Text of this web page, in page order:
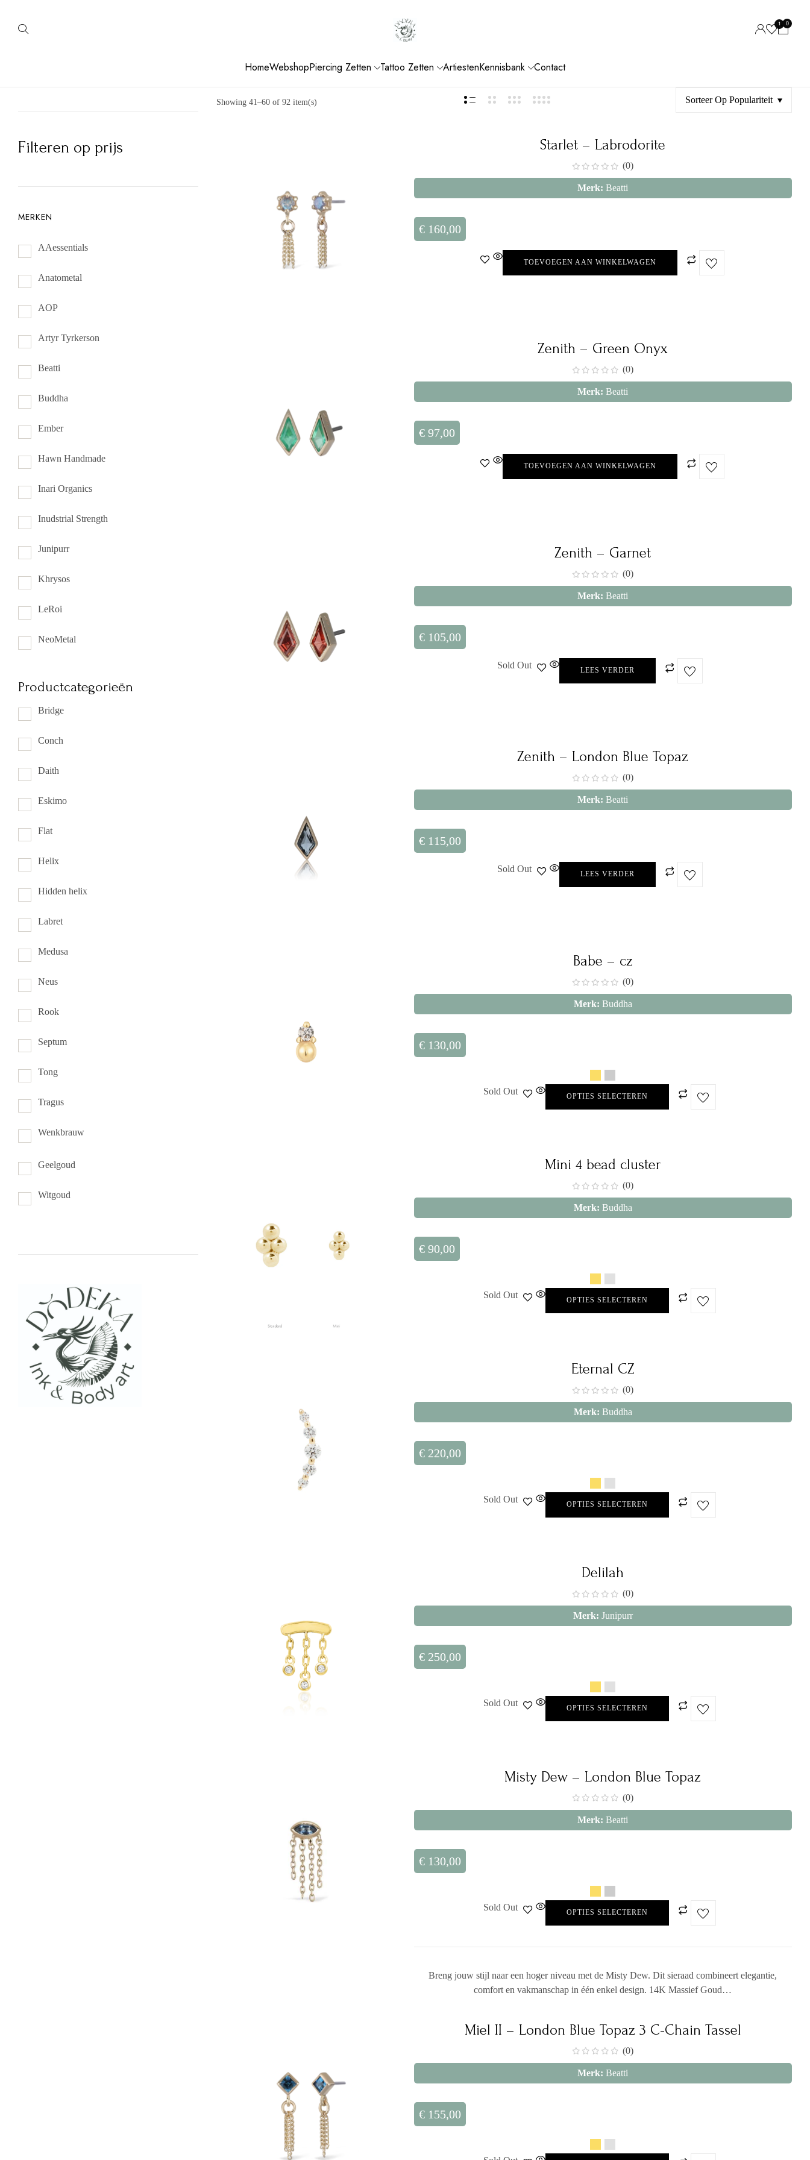
1 0
HomeWebshopPiercing Zetten Tattoo Zetten ArtiestenKennisbank Contact
Filteren op prijs
MERKEN
AAessentials
Anatometal
AOP
Artyr Tyrkerson
Beatti
Buddha
Ember
Hawn Handmade
Inari Organics
Inudstrial Strength
Junipurr
Khrysos
LeRoi
NeoMetal
Productcategorieën
Bridge
Conch
Daith
Eskimo
Flat
Helix
Hidden helix
Labret
Medusa
Neus
Rook
Septum
Tong
Tragus
Wenkbrauw
Geelgoud
Witgoud
Showing 41–60 of 92 item(s) Sorteer Op Populariteit
Starlet – Labrodorite
(0)
Merk: Beatti
€160,00
TOEVOEGEN AAN WINKELWAGEN
Zenith – Green Onyx
(0)
Merk: Beatti
€97,00
TOEVOEGEN AAN WINKELWAGEN
Zenith – Garnet
(0)
Merk: Beatti
€105,00
Sold Out LEES VERDER
Zenith – London Blue Topaz
(0)
Merk: Beatti
€115,00
Sold Out LEES VERDER
Babe – cz
(0)
Merk: Buddha
€130,00
Sold Out OPTIES SELECTEREN
Mini 4 bead cluster
(0)
Merk: Buddha
€90,00
Sold Out OPTIES SELECTEREN
Eternal CZ
(0)
Merk: Buddha
€220,00
Sold Out OPTIES SELECTEREN
Delilah
(0)
Merk: Junipurr
€250,00
Sold Out OPTIES SELECTEREN
Misty Dew – London Blue Topaz
(0)
Merk: Beatti
€130,00
Sold Out OPTIES SELECTEREN
Breng jouw stijl naar een hoger niveau met de Misty Dew. Dit sieraad combineert elegantie,
comfort en vakmanschap in één enkel design. 14K Massief Goud…
Miel II – London Blue Topaz 3 C-Chain Tassel
(0)
Merk: Beatti
€155,00